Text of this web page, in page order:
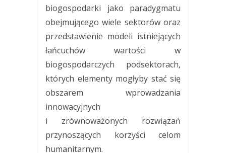
biogospodarki jako paradygmatu
obejmującego wiele sektorów oraz
przedstawienie modeli istniejących
łańcuchów wartości w
biogospodarczych podsektorach,
których elementy mogłyby stać się
obszarem wprowadzania
innowacyjnych
i zrównoważonych rozwiązań
przynoszących korzyści celom
humanitarnym.